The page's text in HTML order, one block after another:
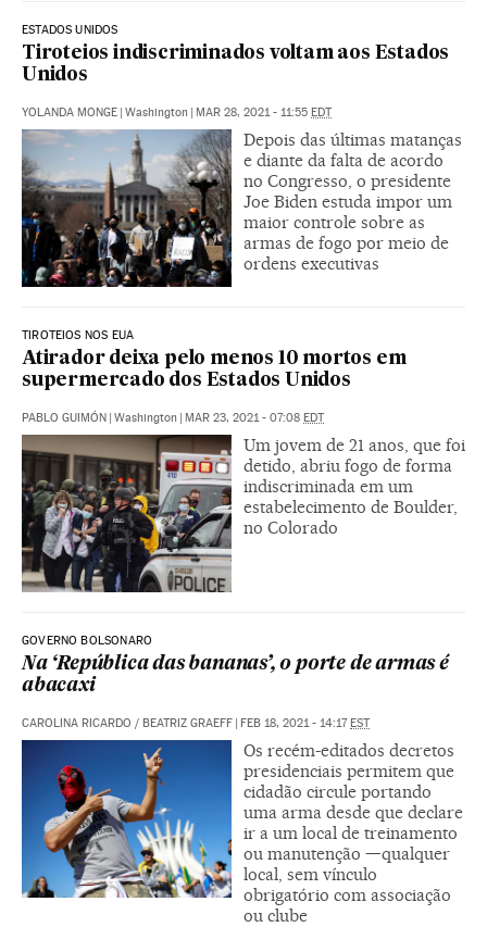
ESTADOS UNIDOS
Tiroteios indiscriminados voltam aos Estados
Unidos
YOLANDA MONGE | Washington | MAR 28, 2021 - 11:55 EDT
Depois das últimas matanças
e diante da falta de acordo
no Congresso, o presidente
Joe Biden estuda impor um
maior controle sobre as
armas de fogo por meio de
ordens executivas
TIROTEIOS NOS EUA
Atirador deixa pelo menos 10 mortos em
supermercado dos Estados Unidos
PABLO GUIMÓN | Washington | MAR 23, 2021 - 07:08 EDT
Um jovem de 21 anos, que foi
detido, abriu fogo de forma
indiscriminada em um
estabelecimento de Boulder,
no Colorado
GOVERNO BOLSONARO
Na ‘República das bananas’, o porte de armas é
abacaxi
CAROLINA RICARDO / BEATRIZ GRAEFF | FEB 18, 2021 - 14:17EST
Os recém-editados decretos
presidenciais permitem que
cidadão circule portando
uma arma desde que declare
ir a um local de treinamento
ou manutenção —qualquer
local, sem vínculo
obrigatório com associação
ou clube